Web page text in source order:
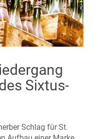
Sixtus-
Schlag für St.